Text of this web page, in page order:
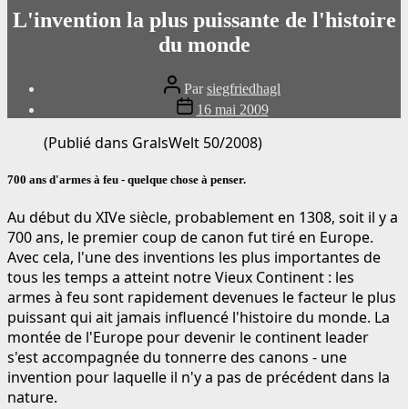
L'invention la plus puissante de l'histoire
du monde
Auteur
du
message
Parsiegfriedhagl
Date
de
publication
16 mai 2009
(Publié dans GralsWelt 50/2008)
700 ans d'armes à feu - quelque chose à penser.
Au début du XIVe siècle, probablement en 1308, soit il y a
700 ans, le premier coup de canon fut tiré en Europe.
Avec cela, l'une des inventions les plus importantes de
tous les temps a atteint notre Vieux Continent : les
armes à feu sont rapidement devenues le facteur le plus
puissant qui ait jamais influencé l'histoire du monde. La
montée de l'Europe pour devenir le continent leader
s'est accompagnée du tonnerre des canons - une
invention pour laquelle il n'y a pas de précédent dans la
nature.